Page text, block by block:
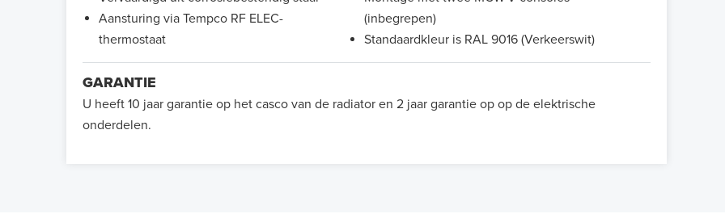
Aansturing via Tempco RF ELEC-
thermostaat
(inbegrepen)
Standaardkleur is RAL 9016 (Verkeerswit)
GARANTIE
U heeft 10 jaar garantie op het casco van de radiator en 2 jaar garantie op op de elektrische
onderdelen.